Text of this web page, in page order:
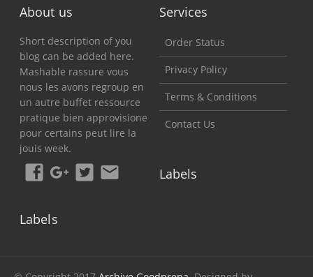
About us
Short description of you
blog can be added here.
Mashable rassure vous
nous les avons regroup en
un autre buffet ressource
pratique bien approvisione
pour certains peut lire la
jouis week.
Services
Order Status
Privacy Policy
Terms & Conditions
Contact Us
Labels
Labels